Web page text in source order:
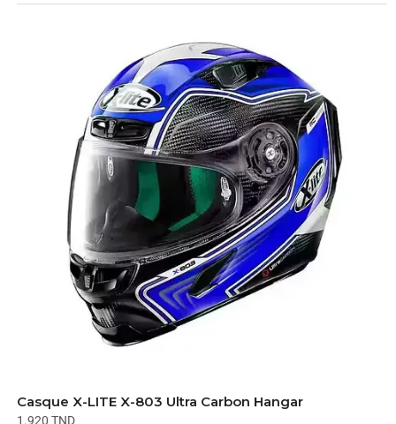
Casque X-LITE X-803 Ultra Carbon Hangar
1.920 TND